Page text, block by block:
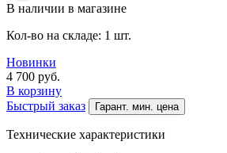
В наличии в магазине
Кол-во на складе: 1 шт.
Новинки
4 700 руб.
В корзину
Быстрый заказ
Гарант. мин. цена
Технические характеристики